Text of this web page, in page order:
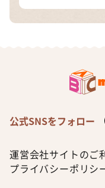
公式SNSをフォロー
運営会社サイトのご
プライバシーポリシ